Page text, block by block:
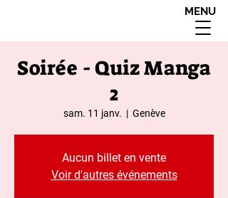
MENU
Soirée - Quiz Manga
2
sam. 11 janv.
  |
Genève
Aucun billet en vente
Voir d'autres événements